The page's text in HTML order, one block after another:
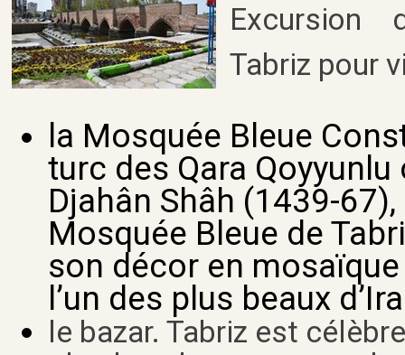
Excursion
Tabriz pour
la Mosquée Bleue
turc des Qara
Djahân Shâh (1439-
Mosquée Bleue de
son décor en
l’un des plus beaux
le bazar. Tabriz est